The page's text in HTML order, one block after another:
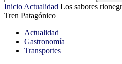
Inicio Actualidad Los sabores
Tren Patagónico
Actualidad
Gastronomía
Transportes